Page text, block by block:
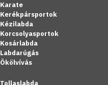
Karate
Kerékpársportok
Kézilabda
Korcsolyasportok
Kosárlabda
Labdarúgás
Ökölvívás